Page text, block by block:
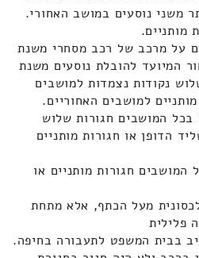
משני נוסעים במושב האחורי.
מותניים.
על מרכב של רכב מסחרי משנת
אחור המיועד להובלת נוסעים משנת
שלוש נקודות נצמדות למושבים
למושבים האחוריים.
– אטובוס זעיר משנת 1998 בכל המושבים חגורות שלוש
הדופן או חגורות מותניים
חגורות מותניים או
מעל הכתף, אלא מתחת
פלילית
בבית המשפט לתעבורה בחיפה.